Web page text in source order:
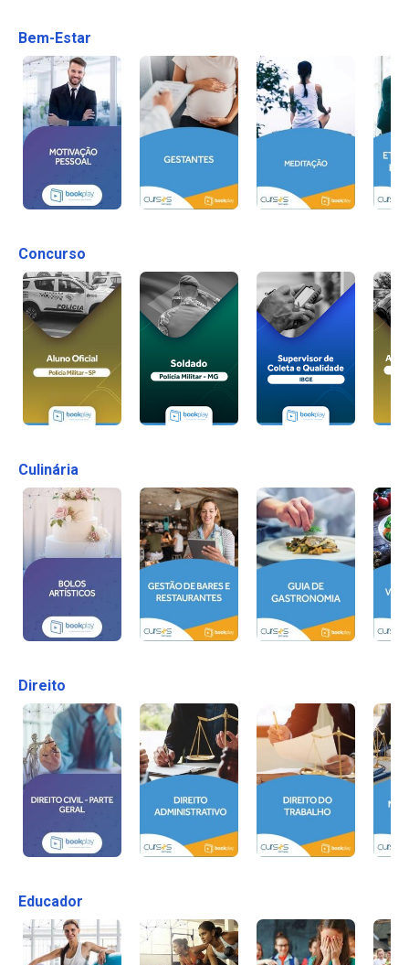
Bem-Estar
Concurso
Culinária
Direito
Educador